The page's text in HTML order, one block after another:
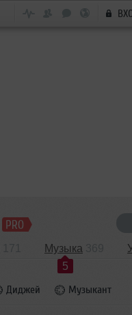
Музыка
5
Диджей Музыкант